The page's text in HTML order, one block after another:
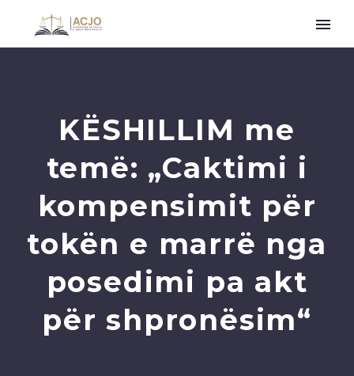
KËSHILLIM me
temë: „Caktimi i
kompensimit për
tokën e marrë nga
posedimi pa akt
për shpronësim“